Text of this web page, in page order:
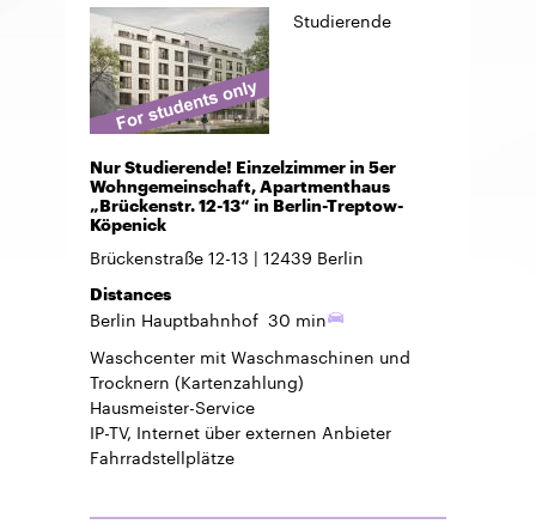
Studierende
Nur Studierende! Einzelzimmer in 5er
Wohngemeinschaft, Apartmenthaus
„Brückenstr. 12-13“ in Berlin-Treptow-
Köpenick
Brückenstraße 12-13 12439 Berlin
Distances
Berlin Hauptbahnhof 30 min
Waschcenter mit Waschmaschinen und
Trocknern (Kartenzahlung)
Hausmeister-Service
IP-TV, Internet über externen Anbieter
Fahrradstellplätze